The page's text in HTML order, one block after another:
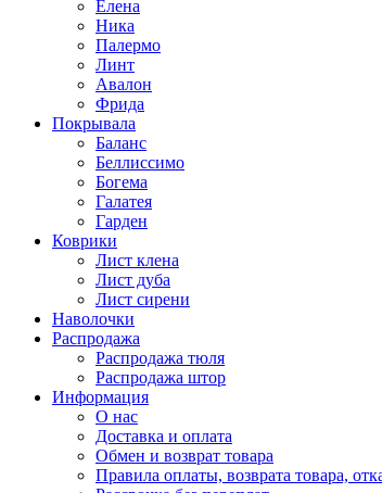
Елена
Ника
Палермо
Линт
Авалон
Фрида
Покрывала
Баланс
Беллиссимо
Богема
Галатея
Гарден
Коврики
Лист клена
Лист дуба
Лист сирени
Наволочки
Распродажа
Распродажа тюля
Распродажа штор
Информация
О нас
Доставка и оплата
Обмен и возврат товара
Правила оплаты, возврата товара,